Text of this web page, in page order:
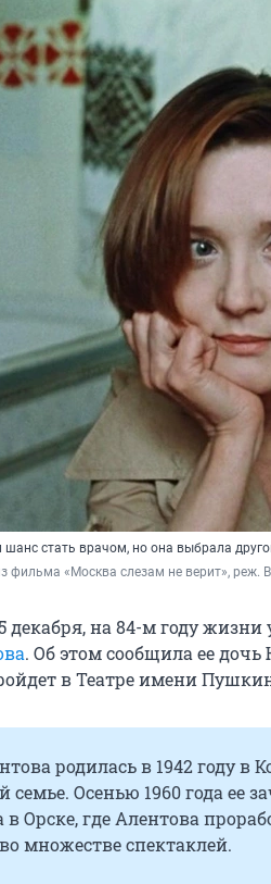
стать врачом, но она выбрала
фильма «Москва слезам не верит»,
декабря, на 84-м году
. Об этом сообщила ее
в Театре имени
родилась в 1942 году в
семье. Осенью 1960 года ее
Орске, где Алентова
множестве спектаклей.